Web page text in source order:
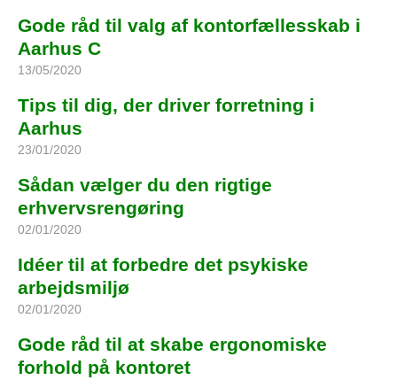
Gode råd til valg af kontorfællesskab i
Aarhus C
13/05/2020
Tips til dig, der driver forretning i
Aarhus
23/01/2020
Sådan vælger du den rigtige
erhvervsrengøring
02/01/2020
Idéer til at forbedre det psykiske
arbejdsmiljø
02/01/2020
Gode råd til at skabe ergonomiske
forhold på kontoret